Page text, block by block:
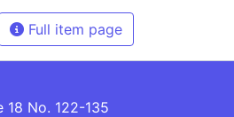
Full item page
18 No. 122-135